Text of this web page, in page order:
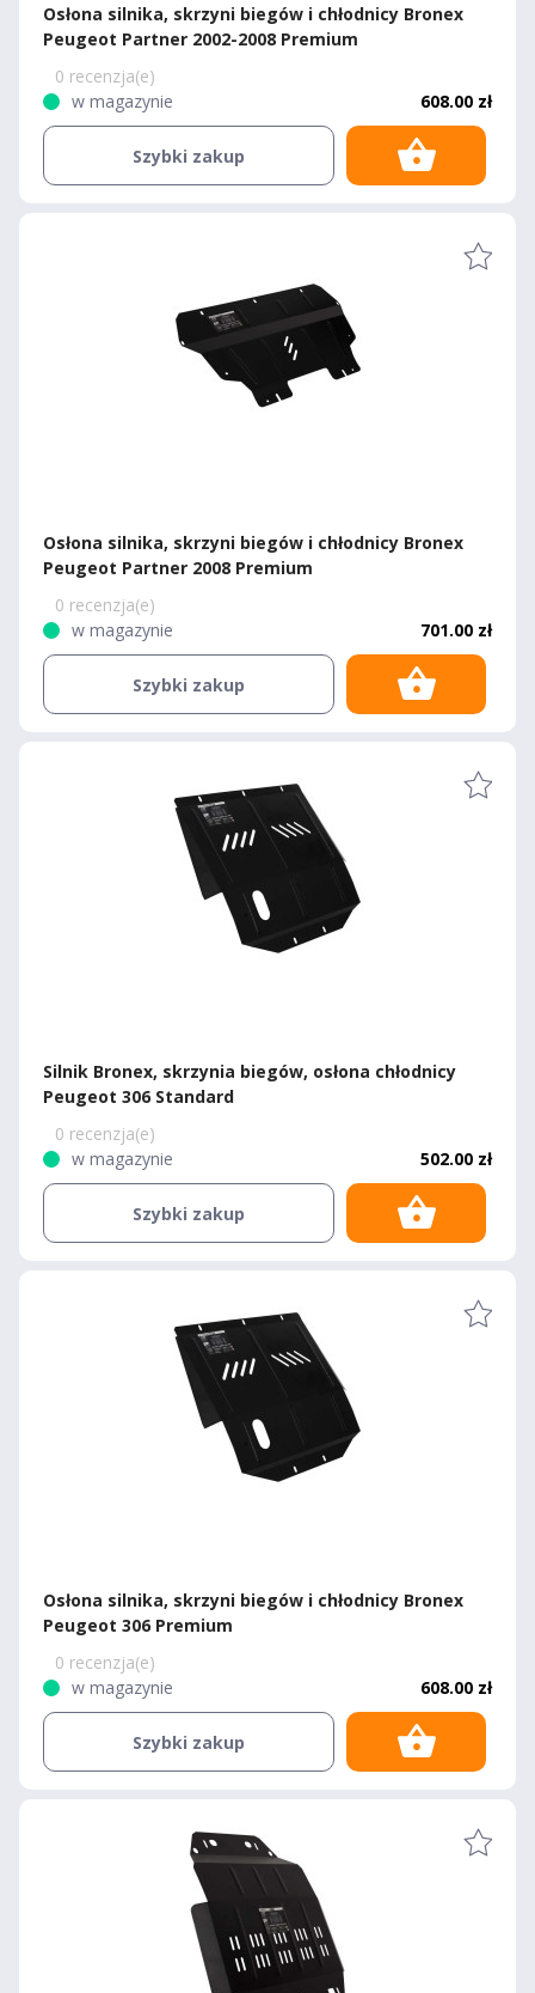
Osłona silnika, skrzyni biegów i chłodnicy Bronex
Peugeot Partner 2002-2008 Premium
0 recenzja(e)
w magazynie
608.00 zł
Szybki zakup
Osłona silnika, skrzyni biegów i chłodnicy Bronex
Peugeot Partner 2008 Premium
0 recenzja(e)
w magazynie
701.00 zł
Szybki zakup
Silnik Bronex, skrzynia biegów, osłona chłodnicy
Peugeot 306 Standard
0 recenzja(e)
w magazynie
502.00 zł
Szybki zakup
Osłona silnika, skrzyni biegów i chłodnicy Bronex
Peugeot 306 Premium
0 recenzja(e)
w magazynie
608.00 zł
Szybki zakup